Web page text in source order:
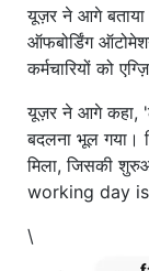
यूज़र ने आगे
ऑफबोर्डिंग
कर्मचारियों को
यूज़र ने आगे कहा,
बदलना भूल गया।
मिला, जिसकी
working day
\